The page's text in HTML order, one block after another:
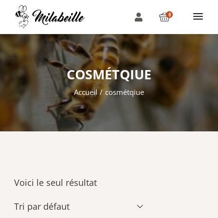
0
COSMÉTQIUE
Accueil cosmétqiue
Voici le seul résultat
Tri par défaut